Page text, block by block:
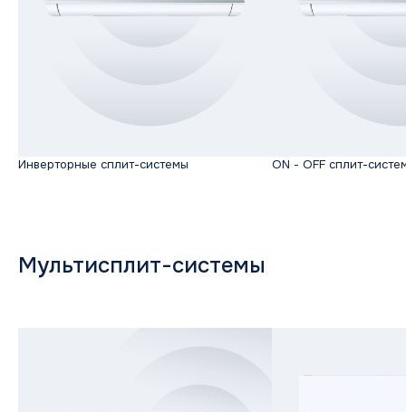
Инверторные сплит-системы ON - OFF сплит-
Мультисплит-системы